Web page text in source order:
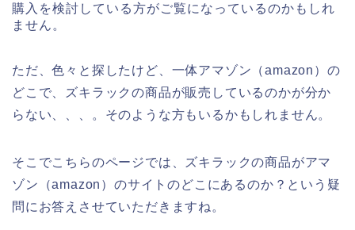
購入を検討している方がご覧になっているのかもしれ
ません。
ただ、色々と探したけど、一体アマゾン（amazon）の
どこで、ズキラックの商品が販売しているのかが分か
らない、、、。そのような方もいるかもしれません。
そこでこちらのページでは、ズキラックの商品がアマ
ゾン（amazon）のサイトのどこにあるのか？という疑
問にお答えさせていただきますね。